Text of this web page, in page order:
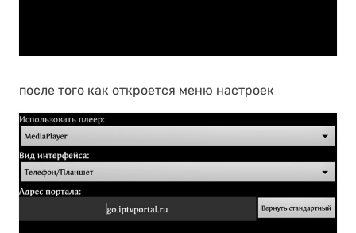
после того как откроется меню настроек